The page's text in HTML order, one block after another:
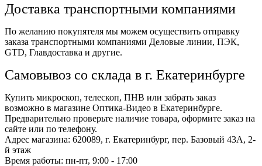
Доставка транспортными компаниями
По желанию покупятеля мы можем осуществить отправку
заказа транспортными компаниями Деловые линии, ПЭК,
GTD, Главдоставка и другие.
Самовывоз со склада в г. Екатеринбурге
Купить микроскоп, телескоп, ПНВ или забрать заказ
возможно в магазине Оптика-Видео в Екатеринбурге.
Предварительно проверьте наличие товара, оформите заказ на
сайте или по телефону.
Адрес магазина: 620089, г. Екатеринбург, пер. Базовый 43А, 2-
й этаж
Время работы: пн-пт, 9:00 - 17:00